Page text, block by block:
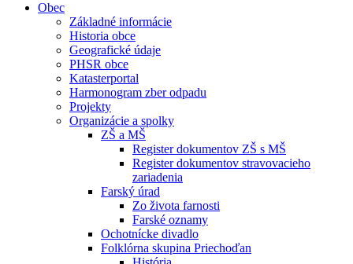
Obec
Základné informácie
Historia obce
Geografické údaje
PHSR obce
Katasterportal
Harmonogram zber odpadu
Projekty
Organizácie a spolky
ZŠ a MŠ
Register dokumentov ZŠ s MŠ
Register dokumentov stravovacieho
zariadenia
Farský úrad
Zo života farnosti
Farské oznamy
Ochotnícke divadlo
Folklórna skupina Priechoďan